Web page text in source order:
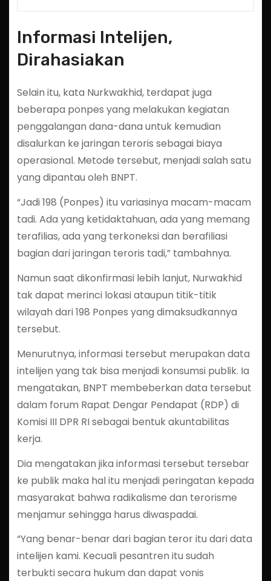
Informasi Intelijen,
Dirahasiakan
Selain itu, kata Nurkwakhid, terdapat juga
beberapa ponpes yang melakukan kegiatan
penggalangan dana-dana untuk kemudian
disalurkan ke jaringan teroris sebagai biaya
operasional. Metode tersebut, menjadi salah satu
yang dipantau oleh BNPT.
“Jadi 198 (Ponpes) itu variasinya macam-macam
tadi. Ada yang ketidaktahuan, ada yang memang
terafilias, ada yang terkoneksi dan berafiliasi
bagian dari jaringan teroris tadi,” tambahnya.
Namun saat dikonfirmasi lebih lanjut, Nurwakhid
tak dapat merinci lokasi ataupun titik-titik
wilayah dari 198 Ponpes yang dimaksudkannya
tersebut.
Menurutnya, informasi tersebut merupakan data
intelijen yang tak bisa menjadi konsumsi publik. Ia
mengatakan, BNPT membeberkan data tersebut
dalam forum Rapat Dengar Pendapat (RDP) di
Komisi III DPR RI sebagai bentuk akuntabilitas
kerja.
Dia mengatakan jika informasi tersebut tersebar
ke publik maka hal itu menjadi peringatan kepada
masyarakat bahwa radikalisme dan terorisme
menjamur sehingga harus diwaspadai.
“Yang benar-benar dari bagian teror itu dari data
intelijen kami. Kecuali pesantren itu sudah
terbukti secara hukum dan dapat vonis